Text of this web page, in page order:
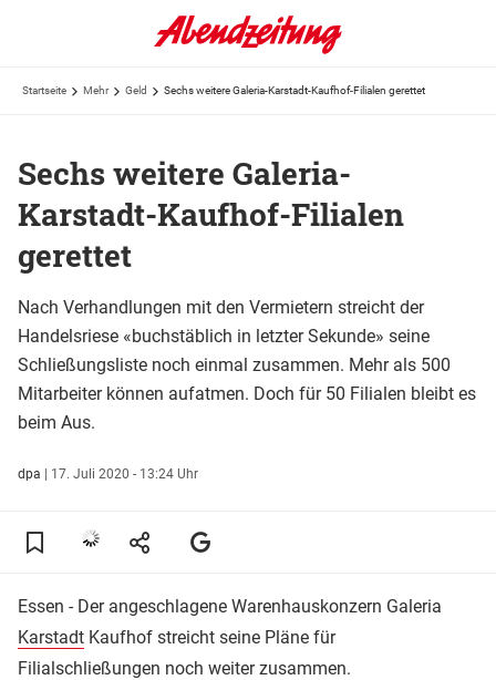
Startseite Mehr Geld Sechs weitere Galeria-Karstadt-Kaufhof-Filialen gerettet
Sechs weitere Galeria-
Karstadt-Kaufhof-Filialen
gerettet
Nach Verhandlungen mit den Vermietern streicht der
Handelsriese «buchstäblich in letzter Sekunde» seine
Schließungsliste noch einmal zusammen. Mehr als 500
Mitarbeiter können aufatmen. Doch für 50 Filialen bleibt es
beim Aus.
dpa | 17. Juli 2020 - 13:24 Uhr
Essen - Der angeschlagene Warenhauskonzern Galeria
Karstadt Kaufhof streicht seine Pläne für
Filialschließungen noch weiter zusammen.